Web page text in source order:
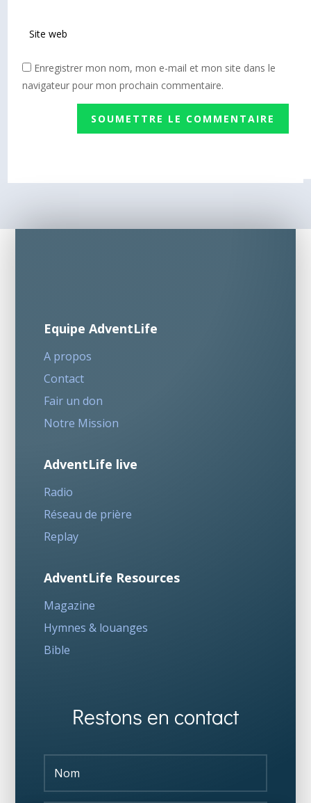
Enregistrer mon nom, mon e-mail et mon site dans le
navigateur pour mon prochain commentaire.
SOUMETTRE LE COMMENTAIRE
Equipe AdventLife
A propos
Contact
Fair un don
Notre Mission
AdventLife live
Radio
Réseau de prière
Replay
AdventLife Resources
Magazine
Hymnes & louanges
Bible
Restons en contact